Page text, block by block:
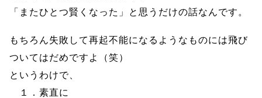
「またひとつ賢くなった」と思うだけの話なんです。
もちろん失敗して再起不能になるようなものには飛び
ついてはだめですよ（笑）
というわけで、
１．素直に